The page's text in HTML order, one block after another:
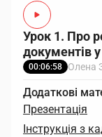
Урок 1. Про
документів
00:06:58 Олена
Додаткові
Презентація
Інструкція з